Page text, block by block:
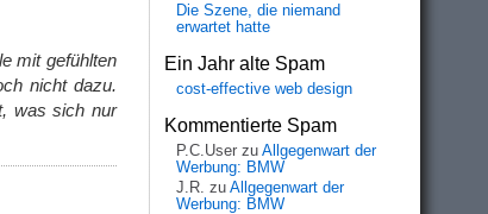
mit gefühlten
nicht dazu.
was sich nur
Die Szene, die niemand
erwartet hatte
Ein Jahr alte Spam
cost-effective web design
Kommentierte Spam
P.C.User zu Allgegenwart der
Werbung: BMW
J.R. zu Allgegenwart der
Werbung: BMW